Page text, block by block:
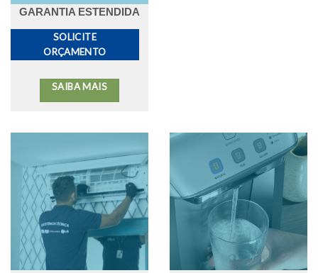
GARANTIA ESTENDIDA
SOLICITE
ORÇAMENTO
SAIBA MAIS